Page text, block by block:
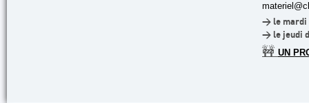
> le mardi
> le jeudi
🚧 UN